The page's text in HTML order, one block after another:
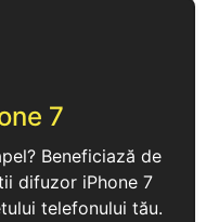
7
Beneficiază de
difuzor iPhone 7
telefonului tău.